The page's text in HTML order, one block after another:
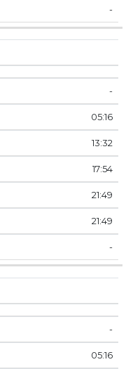
-
-
05:16
13:32
17:54
21:49
21:49
-
-
05:16